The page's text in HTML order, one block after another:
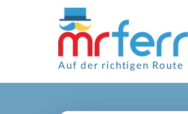
Auf der richtigen Route